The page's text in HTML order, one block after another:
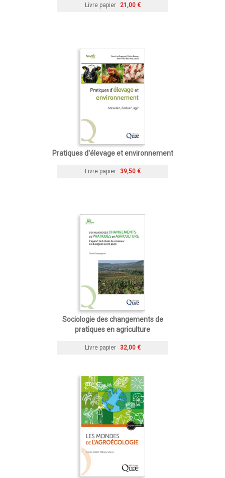
Livre papier 21,00 €
Pratiques d'élevage et environnement
Livre papier 39,50 €
Sociologie des changements de
pratiques en agriculture
Livre papier 32,00 €